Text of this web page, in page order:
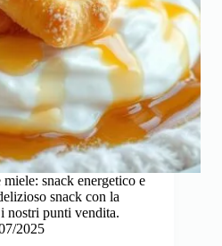
snack energetico e
snack con la
nostri punti vendita.
2025